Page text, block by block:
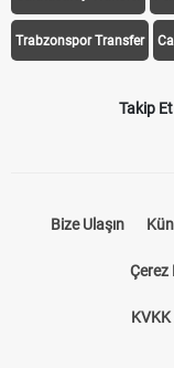
Trabzonspor Transfer
Takip Et
Bize Ulaşın
Çerez